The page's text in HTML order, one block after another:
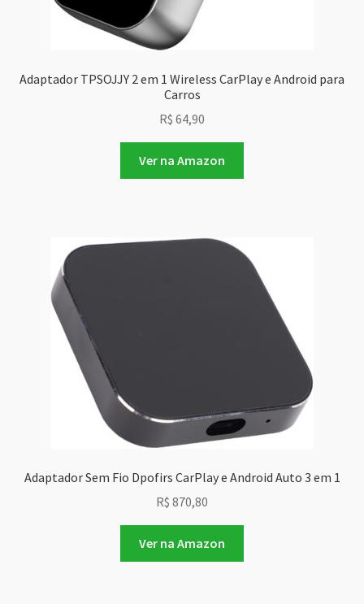
Adaptador TPSOJJY 2 em 1 Wireless CarPlay e Android para
Carros
R$ 64,90
Ver na Amazon
Adaptador Sem Fio Dpofirs CarPlay e Android Auto 3 em 1
R$ 870,80
Ver na Amazon